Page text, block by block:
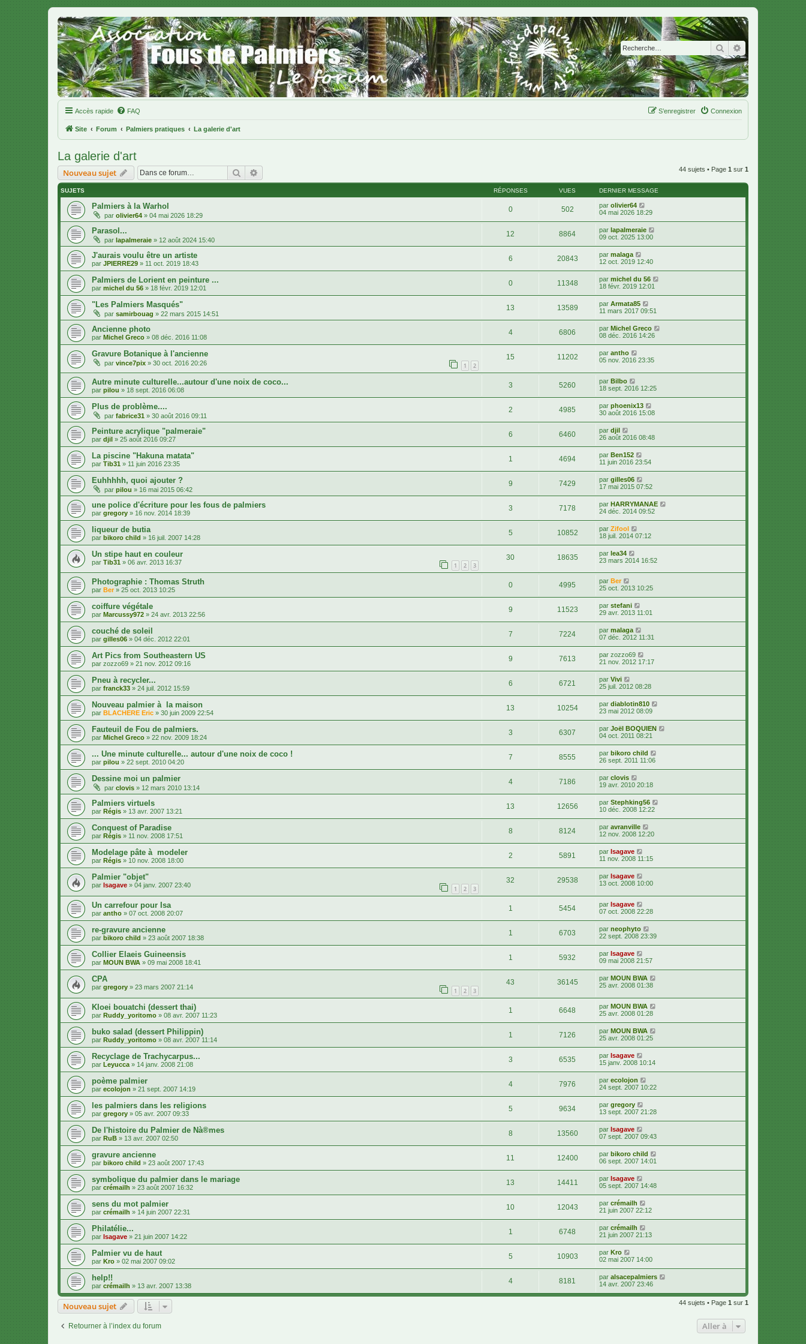
Rechercher
Accès rapide FAQ Connexion
S’enregistrer
Site Forum Palmiers pratiques La galerie d'art
La galerie d'art
Nouveau sujet Rechercher 44 sujets • Page 1 sur 1
SUJETS RÉPONSES VUES DERNIER MESSAGE
Palmiers à la Warhol
par olivier64 » 04 mai 2026 18:29
0 502 par olivier64
04 mai 2026 18:29
Parasol...
par lapalmeraie » 12 août 2024 15:40
12 8864 par lapalmeraie
09 oct. 2025 13:00
J'aurais voulu être un artiste
par JPIERRE29 » 11 oct. 2019 18:43
6 20843 par malaga
12 oct. 2019 12:40
Palmiers de Lorient en peinture ...
par michel du 56 » 18 févr. 2019 12:01
0 11348 par michel du 56
18 févr. 2019 12:01
"Les Palmiers Masqués"
par samirbouag » 22 mars 2015 14:51
13 13589 par Armata85
11 mars 2017 09:51
Ancienne photo
par Michel Greco » 08 déc. 2016 11:08
4 6806 par Michel Greco
08 déc. 2016 14:26
Gravure Botanique à l'ancienne
par vince7pix » 30 oct. 2016 20:26 1 2
15 11202 par antho
05 nov. 2016 23:35
Autre minute culturelle...autour d'une noix de coco...
par pilou » 18 sept. 2016 06:08
3 5260 par Bilbo
18 sept. 2016 12:25
Plus de problème....
par fabrice31 » 30 août 2016 09:11
2 4985 par phoenix13
30 août 2016 15:08
Peinture acrylique "palmeraie"
par djil » 25 août 2016 09:27
6 6460 par djil
26 août 2016 08:48
La piscine "Hakuna matata"
par Tib31 » 11 juin 2016 23:35
1 4694 par Ben152
11 juin 2016 23:54
Euhhhhh, quoi ajouter ?
par pilou » 16 mai 2015 06:42
9 7429 par gilles06
17 mai 2015 07:52
une police d'écriture pour les fous de palmiers
par gregory » 16 nov. 2014 18:39
3 7178 par HARRYMANAE
24 déc. 2014 09:52
liqueur de butia
par bikoro child » 16 juil. 2007 14:28
5 10852 par Zifool
18 juil. 2014 07:12
Un stipe haut en couleur
par Tib31 » 06 avr. 2013 16:37 1 2 3
30 18635 par lea34
23 mars 2014 16:52
Photographie : Thomas Struth
par Ber » 25 oct. 2013 10:25
0 4995 par Ber
25 oct. 2013 10:25
coiffure végétale
par Marcussy972 » 24 avr. 2013 22:56
9 11523 par stefani
29 avr. 2013 11:01
couché de soleil
par gilles06 » 04 déc. 2012 22:01
7 7224 par malaga
07 déc. 2012 11:31
Art Pics from Southeastern US
par zozzo69 » 21 nov. 2012 09:16
9 7613 par zozzo69
21 nov. 2012 17:17
Pneu à recycler...
par franck33 » 24 juil. 2012 15:59
6 6721 par Vivi
25 juil. 2012 08:28
Nouveau palmier à la maison
par BLACHERE Eric » 30 juin 2009 22:54
13 10254 par diablotin810
23 mai 2012 08:09
Fauteuil de Fou de palmiers.
par Michel Greco » 22 nov. 2009 18:24
3 6307 par Joël BOQUIEN
04 oct. 2011 08:21
... Une minute culturelle... autour d'une noix de coco !
par pilou » 22 sept. 2010 04:20
7 8555 par bikoro child
26 sept. 2011 11:06
Dessine moi un palmier
par clovis » 12 mars 2010 13:14
4 7186 par clovis
19 avr. 2010 20:18
Palmiers virtuels
par Régis » 13 avr. 2007 13:21
13 12656 par Stephking56
10 déc. 2008 12:22
Conquest of Paradise
par Régis » 11 nov. 2008 17:51
8 8124 par avranville
12 nov. 2008 12:20
Modelage pâte à modeler
par Régis » 10 nov. 2008 18:00
2 5891 par Isagave
11 nov. 2008 11:15
Palmier "objet"
par Isagave » 04 janv. 2007 23:40 1 2 3
32 29538 par Isagave
13 oct. 2008 10:00
Un carrefour pour Isa
par antho » 07 oct. 2008 20:07
1 5454 par Isagave
07 oct. 2008 22:28
re-gravure ancienne
par bikoro child » 23 août 2007 18:38
1 6703 par neophyto
22 sept. 2008 23:39
Collier Elaeis Guineensis
par MOUN BWA » 09 mai 2008 18:41
1 5932 par Isagave
09 mai 2008 21:57
CPA
par gregory » 23 mars 2007 21:14 1 2 3
43 36145 par MOUN BWA
25 avr. 2008 01:38
Kloei bouatchi (dessert thai)
par Ruddy_yoritomo » 08 avr. 2007 11:23
1 6648 par MOUN BWA
25 avr. 2008 01:28
buko salad (dessert Philippin)
par Ruddy_yoritomo » 08 avr. 2007 11:14
1 7126 par MOUN BWA
25 avr. 2008 01:25
Recyclage de Trachycarpus...
par Leyucca » 14 janv. 2008 21:08
3 6535 par Isagave
15 janv. 2008 10:14
poème palmier
par ecolojon » 21 sept. 2007 14:19
4 7976 par ecolojon
24 sept. 2007 10:22
les palmiers dans les religions
par gregory » 05 avr. 2007 09:33
5 9634 par gregory
13 sept. 2007 21:28
De l'histoire du Palmier de Nà®mes
par RuB » 13 avr. 2007 02:50
8 13560 par Isagave
07 sept. 2007 09:43
gravure ancienne
par bikoro child » 23 août 2007 17:43
11 12400 par bikoro child
06 sept. 2007 14:01
symbolique du palmier dans le mariage
par crémailh » 23 août 2007 16:32
13 14411 par Isagave
05 sept. 2007 14:48
sens du mot palmier
par crémailh » 14 juin 2007 22:31
10 12043 par crémailh
21 juin 2007 22:12
Philatélie...
par Isagave » 21 juin 2007 14:22
1 6748 par crémailh
21 juin 2007 21:13
Palmier vu de haut
par Kro » 02 mai 2007 09:02
5 10903 par Kro
02 mai 2007 14:00
help!!
par crémailh » 13 avr. 2007 13:38
4 8181 par alsacepalmiers
14 avr. 2007 23:46
Nouveau sujet 44 sujets • Page 1 sur 1
Retourner à l’index du forum Aller à